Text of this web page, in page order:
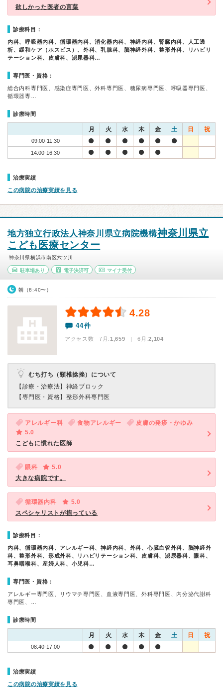
欲しかった医者の言葉
診療科目：
内科、呼吸器内科、循環器内科、消化器内科、神経内科、腎臓内科、人工透
析、緩和ケア（ホスピス）、外科、乳腺科、脳神経外科、整形外科、リハビリ
テーション科、皮膚科、泌尿器科…
専門医・資格：
総合内科専門医、感染症専門医、外科専門医、糖尿病専門医、呼吸器専門医、
循環器専…
診療時間
月 火 水 木 金 土 日 祝
09:00-11:30
14:00-16:30
治療実績
この病院の治療実績を見る
地方独立行政法人神奈川県立病院機構神奈川県立
こども医療センター
神奈川県横浜市南区六ツ川
駐車場あり 電子決済可 マイナ受付
朝（8:40〜）
4.28
44件
アクセス数 7月:1,659 | 6月:2,104
むち打ち（頸椎捻挫）について
【診療・治療法】 神経ブロック
【専門医・資格】 整形外科専門医
アレルギー科 食物アレルギー
皮膚の発疹・かゆみ
5.0
こどもに慣れた医師
眼科
5.0
大きな病院です。
循環器内科
5.0
スペシャリストが揃っている
診療科目：
内科、循環器内科、アレルギー科、神経内科、外科、心臓血管外科、脳神経外
科、整形外科、形成外科、リハビリテーション科、皮膚科、泌尿器科、眼科、
耳鼻咽喉科、産婦人科、小児科…
専門医・資格：
アレルギー専門医、リウマチ専門医、血液専門医、外科専門医、内分泌代謝科
専門医、…
診療時間
月 火 水 木 金 土 日 祝
08:40-17:00
治療実績
この病院の治療実績を見る